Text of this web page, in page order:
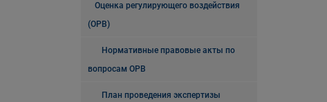
Оценка регулирующего воздействия
(ОРВ)
Нормативные правовые акты по
вопросам ОРВ
План проведения экспертизы